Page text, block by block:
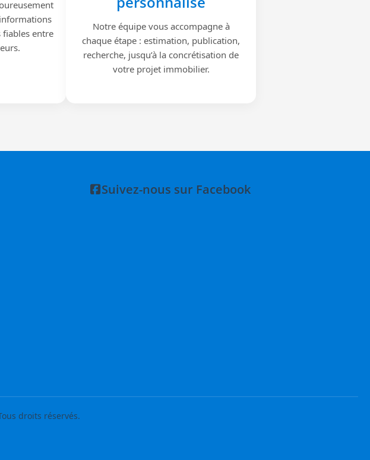
fiables entre
Notre équipe vous accompagne à
chaque étape : estimation, publication,
recherche, jusqu’à la concrétisation de
votre projet immobilier.
Suivez-nous sur Facebook
droits réservés.